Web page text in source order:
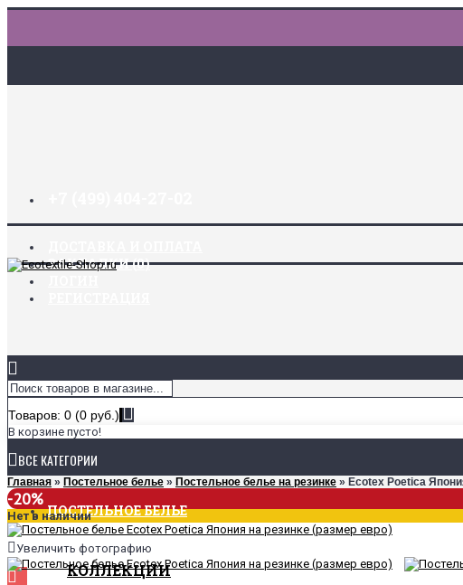
ЗАКЛАДКИ (0)
Товаров: 0 (0 руб.)
В корзине пусто!
ВСЕ КАТЕГОРИИ
ПОСТЕЛЬНОЕ БЕЛЬЕ
КОЛЛЕКЦИИ
Главная » Постельное белье » Постельное белье на резинке » Ecotex Poetica
-20%
Нет в наличии
Увеличить фотографию